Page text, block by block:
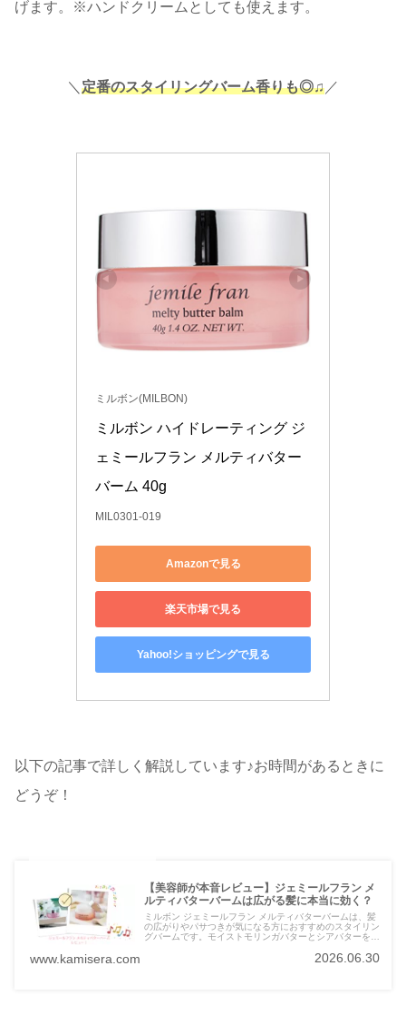
げます。※ハンドクリームとしても使えます。
＼ 定番のスタイリングバーム香りも◎♫ ／
ミルボン(MILBON)
ミルボン ハイドレーティング ジ
ェミールフラン メルティバター
バーム 40g
MIL0301-019
Amazonで見る
楽天市場で見る
Yahoo!ショッピングで見る
以下の記事で詳しく解説しています♪お時間があるときに
どうぞ！
【美容師が本音レビュー】ジェミールフラン メ
ルティバターバームは広がる髪に本当に効く？
ミルボン ジェミールフラン メルティバターバームは、髪
の広がりやパサつきが気になる方におすすめのスタイリン
グバームです。モイストモリンガバターとシアバターを配
からもおすすめのアイテムで、髪の悩みを解決してくれる
www.kamisera.com 2026.06.30